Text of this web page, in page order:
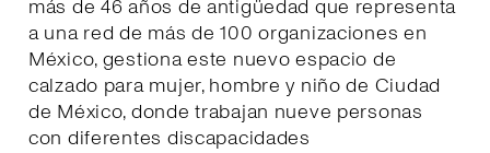
más de 46 años de antigüedad que representa
a una red de más de 100 organizaciones en
México, gestiona este nuevo espacio de
calzado para mujer, hombre y niño de Ciudad
de México, donde trabajan nueve personas
con diferentes discapacidades